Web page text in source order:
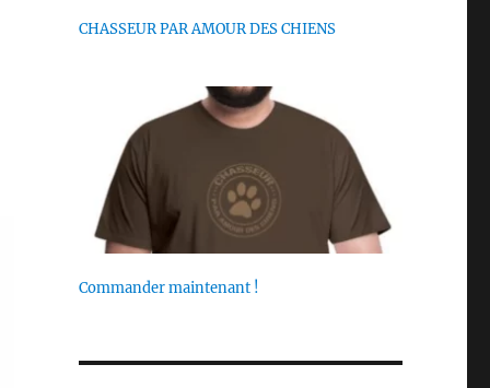
CHASSEUR PAR AMOUR DES CHIENS
Commander maintenant !